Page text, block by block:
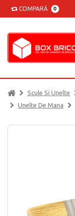
COMPARĂ 0
Scule Si Unelte
Unelte De Mana